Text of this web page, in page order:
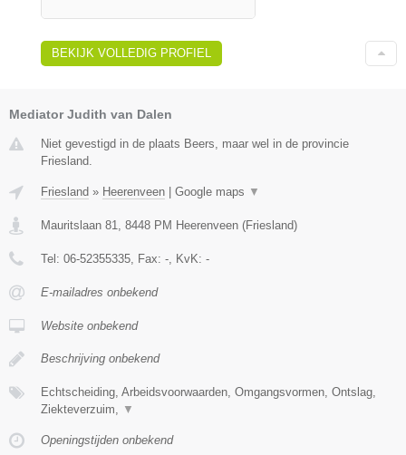
BEKIJK VOLLEDIG PROFIEL
Mediator Judith van Dalen
Niet gevestigd in de plaats Beers, maar wel in de provincie
Friesland.
Friesland » Heerenveen | Google maps ▼
Mauritslaan 81 8448 PM Heerenveen (Friesland)
Tel: 06-52355335 , Fax: - , KvK: -
E-mailadres onbekend
Website onbekend
Beschrijving onbekend
Echtscheiding, Arbeidsvoorwaarden, Omgangsvormen, Ontslag,
Ziekteverzuim,
▼
Openingstijden onbekend